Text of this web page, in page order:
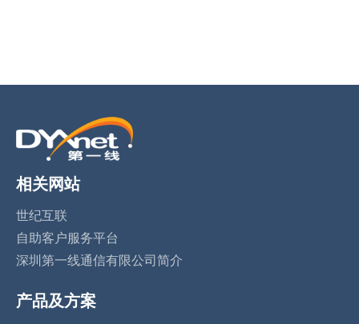
相关网站
世纪互联
自助客户服务平台
深圳第一线通信有限公司简介
产品及方案